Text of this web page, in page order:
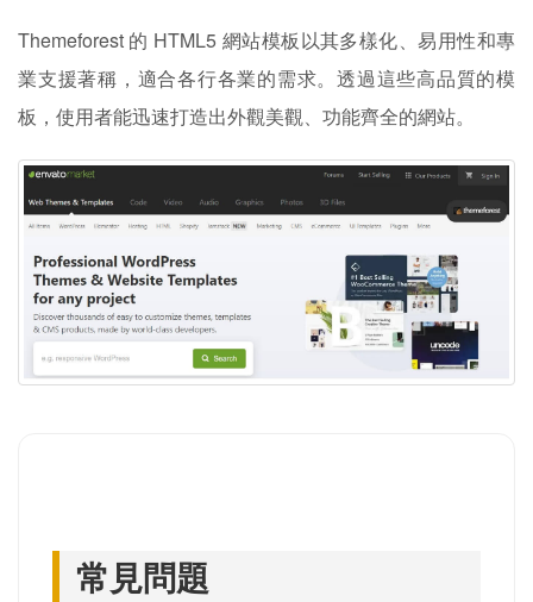
Themeforest 的 HTML5 網站模板以其多樣化、易用性和專
業支援著稱，適合各行各業的需求。透過這些高品質的模
板，使用者能迅速打造出外觀美觀、功能齊全的網站。
常見問題